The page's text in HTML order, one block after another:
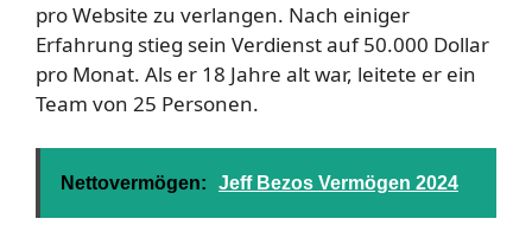
pro Website zu verlangen. Nach einiger
Erfahrung stieg sein Verdienst auf 50.000 Dollar
pro Monat. Als er 18 Jahre alt war, leitete er ein
Team von 25 Personen.
Nettovermögen: Jeff Bezos Vermögen 2024